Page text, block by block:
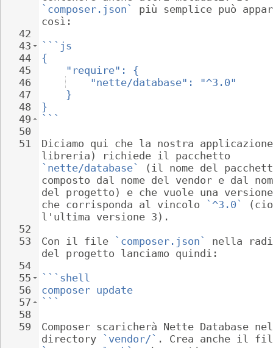
42
43
44
45
46
47
48
49
50
51
52
53
54
55
56
57
58
59
`composer.json`
più semplice può
così:
```js
{
"require": {
"nette/database": "^3.0"
}
}
```
Diciamo qui che la nostra
libreria) richiede il pacchetto
`nette/database`
(il nome del
composto dal nome del vendor e dal
del progetto) e che vuole una
che corrisponda al vincolo
`^3.0`
l'ultima versione 3).
Con il file
`composer.json`
nella
del progetto lanciamo quindi:
```shell
composer update
```
Composer scaricherà Nette Database
directory
`vendor/` . Crea anche il